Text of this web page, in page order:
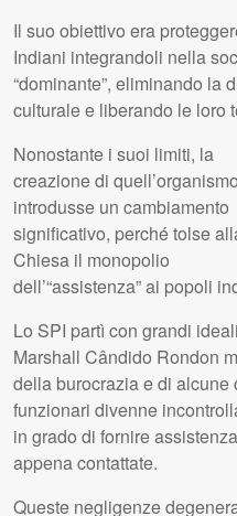
Il suo obiettivo era
Indiani integrandoli nella
“dominante”, eliminando la
culturale e liberando le loro
Nonostante i suoi limiti, la
creazione di quell’organismo
introdusse un cambiamento
significativo, perché tolse
Chiesa il monopolio
dell’“assistenza” ai popoli
Lo SPI partì con grandi
Marshall Cândido Rondon
della burocrazia e di alcune
funzionari divenne
in grado di fornire
appena contattate.
Queste negligenze